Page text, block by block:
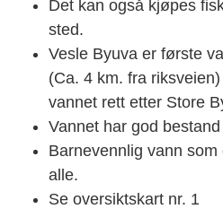
Det kan også kjøpes
sted.
Vesle Byuva er første
(Ca. 4 km. fra
vannet rett etter Store
Vannet har god
Barnevennlig vann
alle.
Se oversiktskart nr. 1